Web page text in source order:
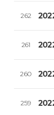
262
261
260
259